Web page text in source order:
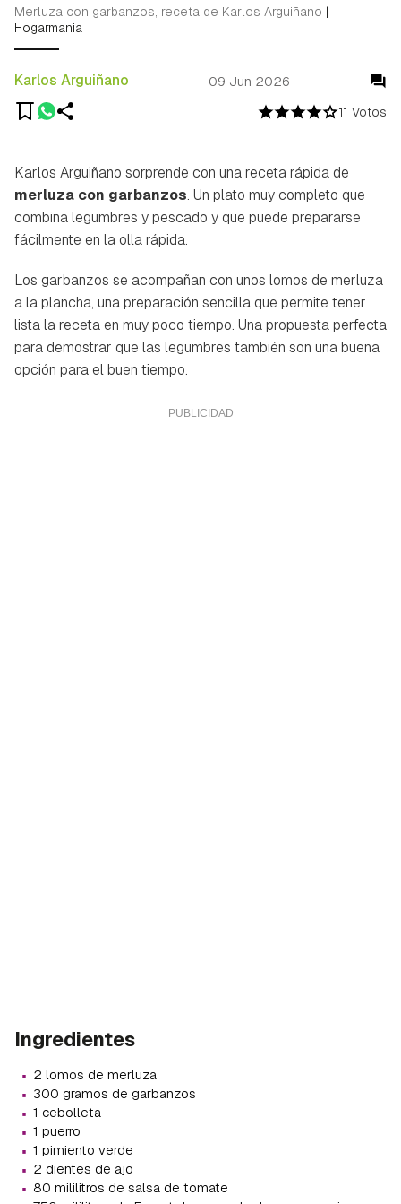
11 Votos
Karlos Arguiñano 09 Jun 2026
Merluza con garbanzos, receta de Karlos Arguiñano |
Hogarmania
Karlos Arguiñano sorprende con una receta rápida de
merluza con garbanzos. Un plato muy completo que
combina legumbres y pescado y que puede prepararse
fácilmente en la olla rápida.
Los garbanzos se acompañan con unos lomos de merluza
a la plancha, una preparación sencilla que permite tener
lista la receta en muy poco tiempo. Una propuesta perfecta
para demostrar que las legumbres también son una buena
opción para el buen tiempo.
Ingredientes
· 2 lomos de merluza
· 300 gramos de garbanzos
· 1 cebolleta
· 1 puerro
· 1 pimiento verde
· 2 dientes de ajo
· 80 mililitros de salsa de tomate